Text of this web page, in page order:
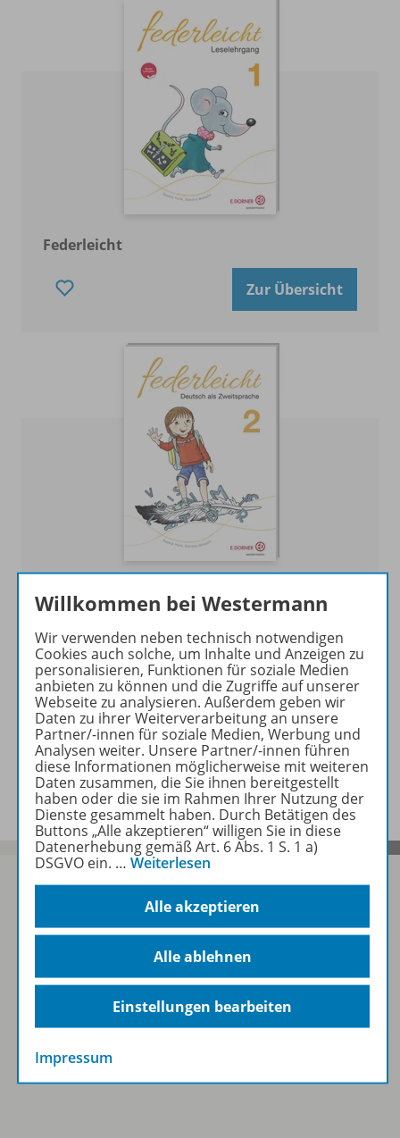
Federleicht
Zur Übersicht
Federleicht - Deutsch als Zweitsprache
Zur Übersicht
Gratis für Sie!
Sofort profitieren
Zum Newsletter anmelden
Willkommen bei Westermann
Wir verwenden neben technisch notwendigen
Cookies auch solche, um Inhalte und Anzeigen zu
personalisieren, Funktionen für soziale Medien
anbieten zu können und die Zugriffe auf unserer
Webseite zu analysieren. Außerdem geben wir
Daten zu ihrer Weiterverarbeitung an unsere
Partner/-innen für soziale Medien, Werbung und
Analysen weiter. Unsere Partner/-innen führen
diese Informationen möglicherweise mit weiteren
Daten zusammen, die Sie ihnen bereitgestellt
haben oder die sie im Rahmen Ihrer Nutzung der
Dienste gesammelt haben. Durch Betätigen des
Buttons „Alle akzeptieren“ willigen Sie in diese
Datenerhebung gemäß Art. 6 Abs. 1 S. 1 a)
DSGVO ein. … Weiterlesen
Alle akzeptieren
Alle ablehnen
Einstellungen bearbeiten
Impressum